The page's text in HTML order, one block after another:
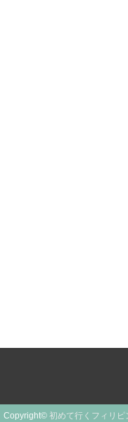
Copyright© 初めて行くフィリ